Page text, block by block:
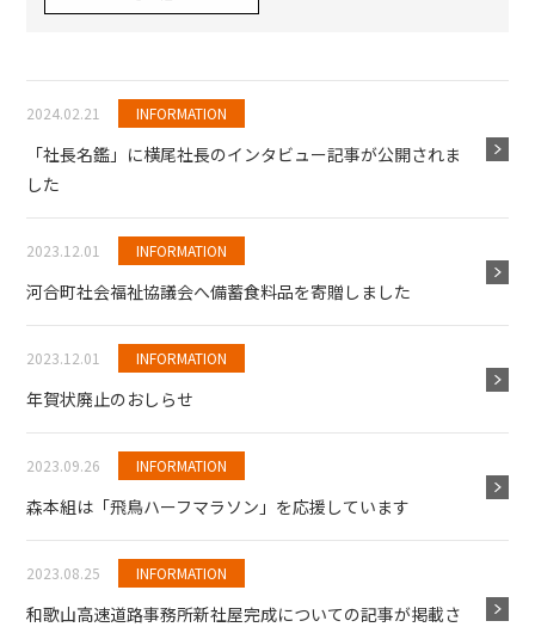
2024.02.21 INFORMATION
「社長名鑑」に横尾社長のインタビュー記事が公開されま
した
2023.12.01 INFORMATION
河合町社会福祉協議会へ備蓄食料品を寄贈しました
2023.12.01 INFORMATION
年賀状廃止のおしらせ
2023.09.26 INFORMATION
森本組は「飛鳥ハーフマラソン」を応援しています
2023.08.25 INFORMATION
和歌山高速道路事務所新社屋完成についての記事が掲載さ